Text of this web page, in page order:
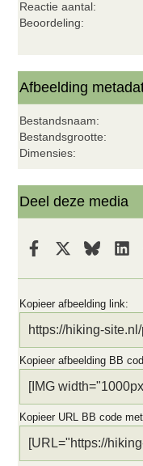
Reactie aantal
Beoordeling
Afbeelding
Bestandsnaam
Bestandsgrootte
Dimensies
Deel deze media
Facebook Bluesky
Kopieer afbeelding link
Kopieer afbeelding BB
Kopieer URL BB code